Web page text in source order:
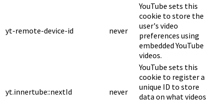
yt-remote-device-id never
YouTube sets this
cookie to store the
user's video
preferences using
embedded YouTube
videos.
yt.innertube::nextId never
YouTube sets this
cookie to register a
unique ID to store
data on what videos